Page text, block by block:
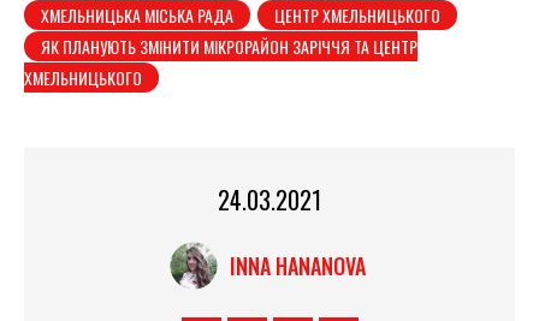
ХМЕЛЬНИЦЬКА МІСЬКА РАДА
ЦЕНТР ХМЕЛЬНИЦЬКОГО
ЯК ПЛАНУЮТЬ ЗМІНИТИ МІКРОРАЙОН ЗАРІЧЧЯ ТА ЦЕНТР
ХМЕЛЬНИЦЬКОГО
24.03.2021
INNA HANANOVA